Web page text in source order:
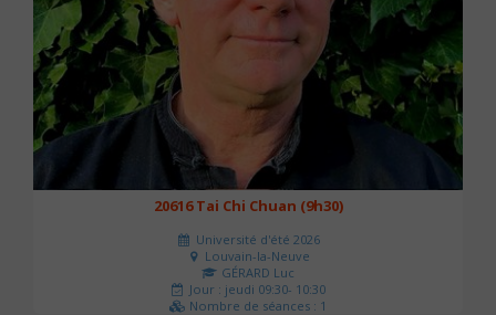
20616 Tai Chi Chuan (9h30)
Université d'été 2026
Louvain-la-Neuve
GÉRARD Luc
Jour : jeudi 09:30- 10:30
Nombre de séances : 1